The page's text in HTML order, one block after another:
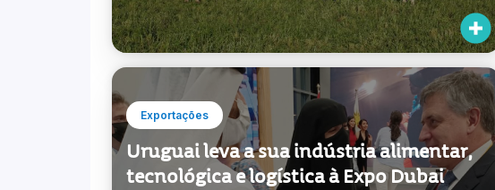
Exportações
Uruguai leva a sua indústria alimentar,
tecnológica e logística à Expo Dubai